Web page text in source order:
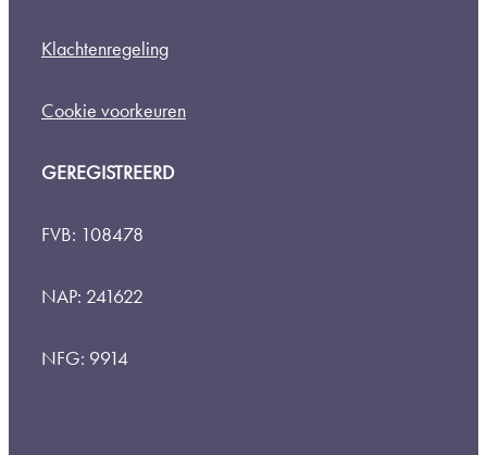
Klachtenregeling
Cookie voorkeuren
GEREGISTREERD
FVB: 108478
NAP: 241622
NFG: 9914